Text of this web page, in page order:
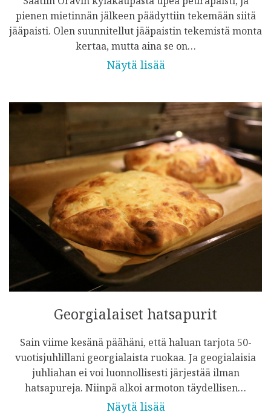
pienen mietinnän jälkeen päädyttiin tekemään siitä
jääpaisti. Olen suunnitellut jääpaistin tekemistä monta
kertaa, mutta aina se on…
Näytä lisää
Georgialaiset hatsapurit
Sain viime kesänä päähäni, että haluan tarjota 50-
vuotisjuhlillani georgialaista ruokaa. Ja geogialaisia
juhliahan ei voi luonnollisesti järjestää ilman
hatsapureja. Niinpä alkoi armoton täydellisen…
Näytä lisää